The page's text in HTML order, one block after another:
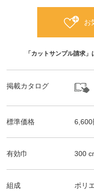
お
「カットサンプル請求」
掲載カタログ
標準価格 6,600
有効巾 300
組成 ポリ